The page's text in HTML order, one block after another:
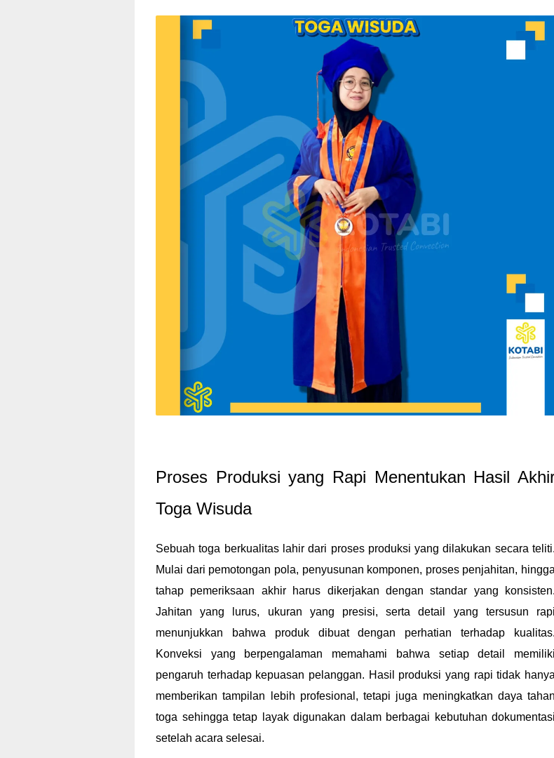
Proses Produksi yang Rapi Menentukan Hasil
Toga Wisuda
Sebuah toga berkualitas lahir dari proses produksi yang dilakukan secara teliti.
Mulai dari pemotongan pola, penyusunan komponen, proses penjahitan, hingga
tahap pemeriksaan akhir harus dikerjakan dengan standar yang konsisten.
Jahitan yang lurus, ukuran yang presisi, serta detail yang tersusun rapi
menunjukkan bahwa produk dibuat dengan perhatian terhadap kualitas.
Konveksi yang berpengalaman memahami bahwa setiap detail memiliki
pengaruh terhadap kepuasan pelanggan. Hasil produksi yang rapi tidak hanya
memberikan tampilan lebih profesional, tetapi juga meningkatkan daya tahan
toga sehingga tetap layak digunakan dalam berbagai kebutuhan dokumentasi
setelah acara selesai.